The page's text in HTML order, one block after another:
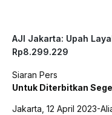
AJI Jakarta: Upah
Rp8.299.229
Siaran Pers
Untuk Diterbitkan
Jakarta, 12 April 2023-